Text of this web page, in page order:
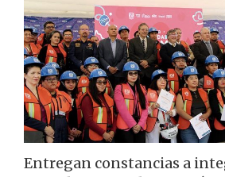
Entregan constancias a